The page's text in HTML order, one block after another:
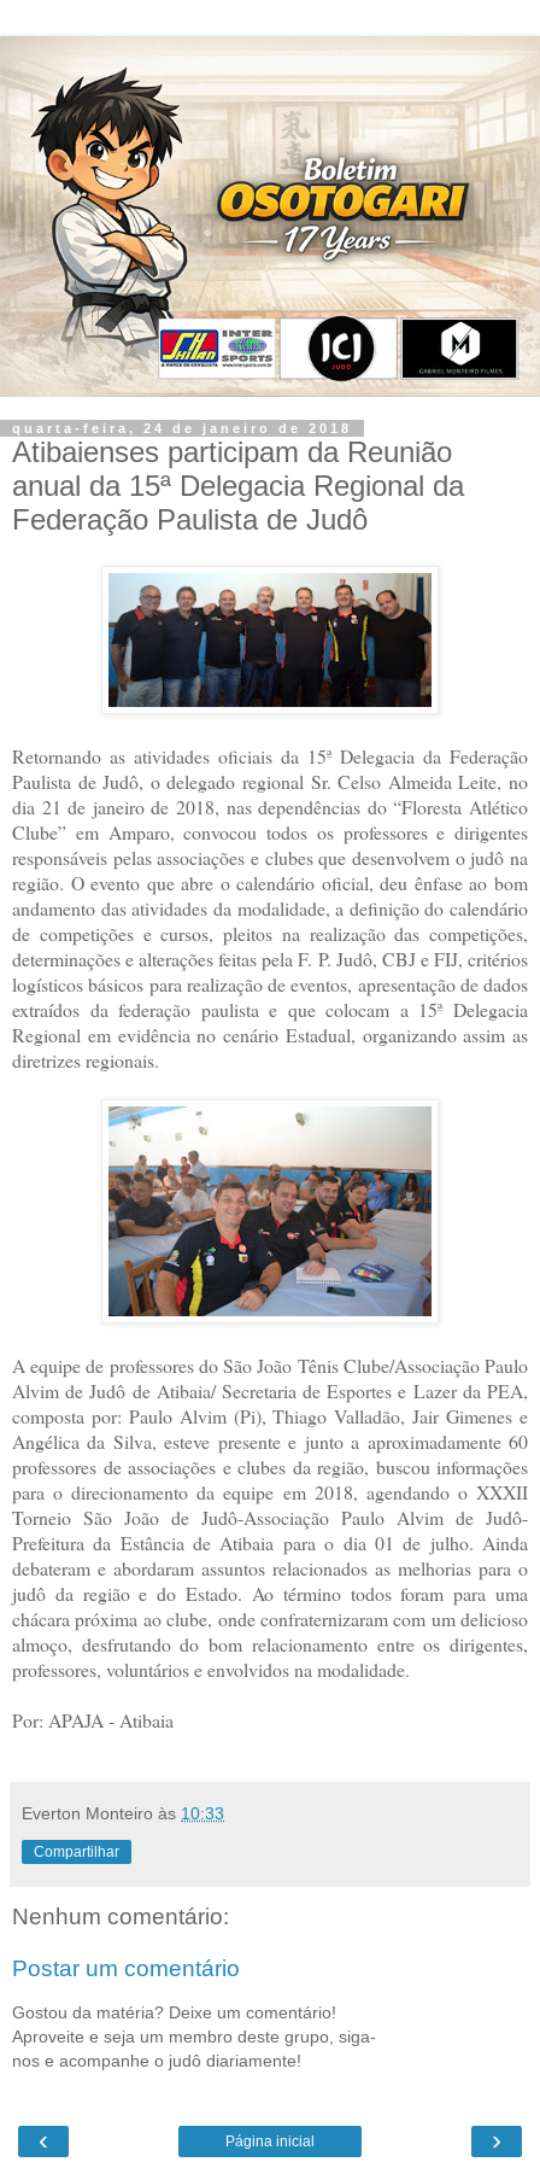
quarta-feira, 24 de janeiro de 2018
Atibaienses participam da Reunião
anual da 15ª Delegacia Regional da
Federação Paulista de Judô
Retornando as atividades oficiais da 15ª Delegacia da Federação
Paulista de Judô, o delegado regional Sr. Celso Almeida Leite, no
dia 21 de janeiro de 2018, nas dependências do “Floresta Atlético
Clube” em Amparo, convocou todos os professores e dirigentes
responsáveis pelas associações e clubes que desenvolvem o judô na
região. O evento que abre o calendário oficial, deu ênfase ao bom
andamento das atividades da modalidade, a definição do calendário
de competições e cursos, pleitos na realização das competições,
determinações e alterações feitas pela F. P. Judô, CBJ e FIJ, critérios
logísticos básicos para realização de eventos, apresentação de dados
extraídos da federação paulista e que colocam a 15ª Delegacia
Regional em evidência no cenário Estadual, organizando assim as
diretrizes regionais.
A equipe de professores do São João Tênis Clube/Associação Paulo
Alvim de Judô de Atibaia/ Secretaria de Esportes e Lazer da PEA,
composta por: Paulo Alvim (Pi), Thiago Valladão, Jair Gimenes e
Angélica da Silva, esteve presente e junto a aproximadamente 60
professores de associações e clubes da região, buscou informações
para o direcionamento da equipe em 2018, agendando o XXXII
Torneio São João de Judô-Associação Paulo Alvim de Judô-
Prefeitura da Estância de Atibaia para o dia 01 de julho. Ainda
debateram e abordaram assuntos relacionados as melhorias para o
judô da região e do Estado. Ao término todos foram para uma
chácara próxima ao clube, onde confraternizaram com um delicioso
almoço, desfrutando do bom relacionamento entre os dirigentes,
professores, voluntários e envolvidos na modalidade.
Por: APAJA - Atibaia
Everton Monteiro às 10:33
Compartilhar
Nenhum comentário:
Postar um comentário
Gostou da matéria? Deixe um comentário!
Aproveite e seja um membro deste grupo, siga-
nos e acompanhe o judô diariamente!
‹ ›
Página inicial